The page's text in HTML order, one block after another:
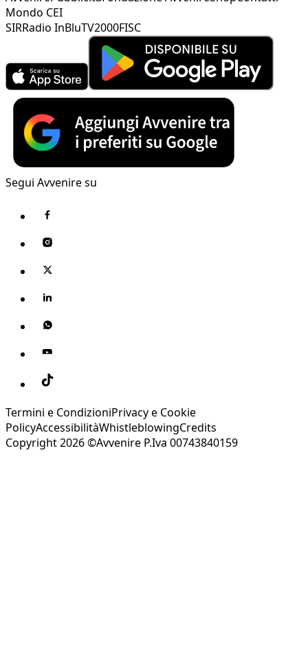
Mondo CEI
SIRRadio InBluTV2000FISC
Segui Avvenire su
Termini e CondizioniPrivacy e Cookie
PolicyAccessibilitàWhistleblowingCredits
Copyright 2026 ©Avvenire P.Iva 00743840159